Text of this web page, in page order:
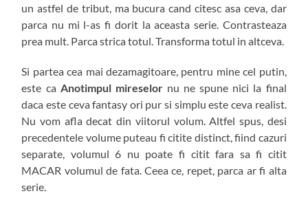
un astfel de tribut, ma bucura cand citesc asa ceva, dar
parca nu mi l-as fi dorit la aceasta serie. Contrasteaza
prea mult. Parca strica totul. Transforma totul in altceva.
Si partea cea mai dezamagitoare, pentru mine cel putin,
este ca Anotimpul mireselornu ne spune nici la final
daca este ceva fantasy ori pur si simplu este ceva realist.
Nu vom afla decat din viitorul volum. Altfel spus, desi
precedentele volume puteau fi citite distinct, fiind cazuri
separate, volumul 6 nu poate fi citit fara sa fi citit
MACAR volumul de fata. Ceea ce, repet, parca ar fi alta
serie.